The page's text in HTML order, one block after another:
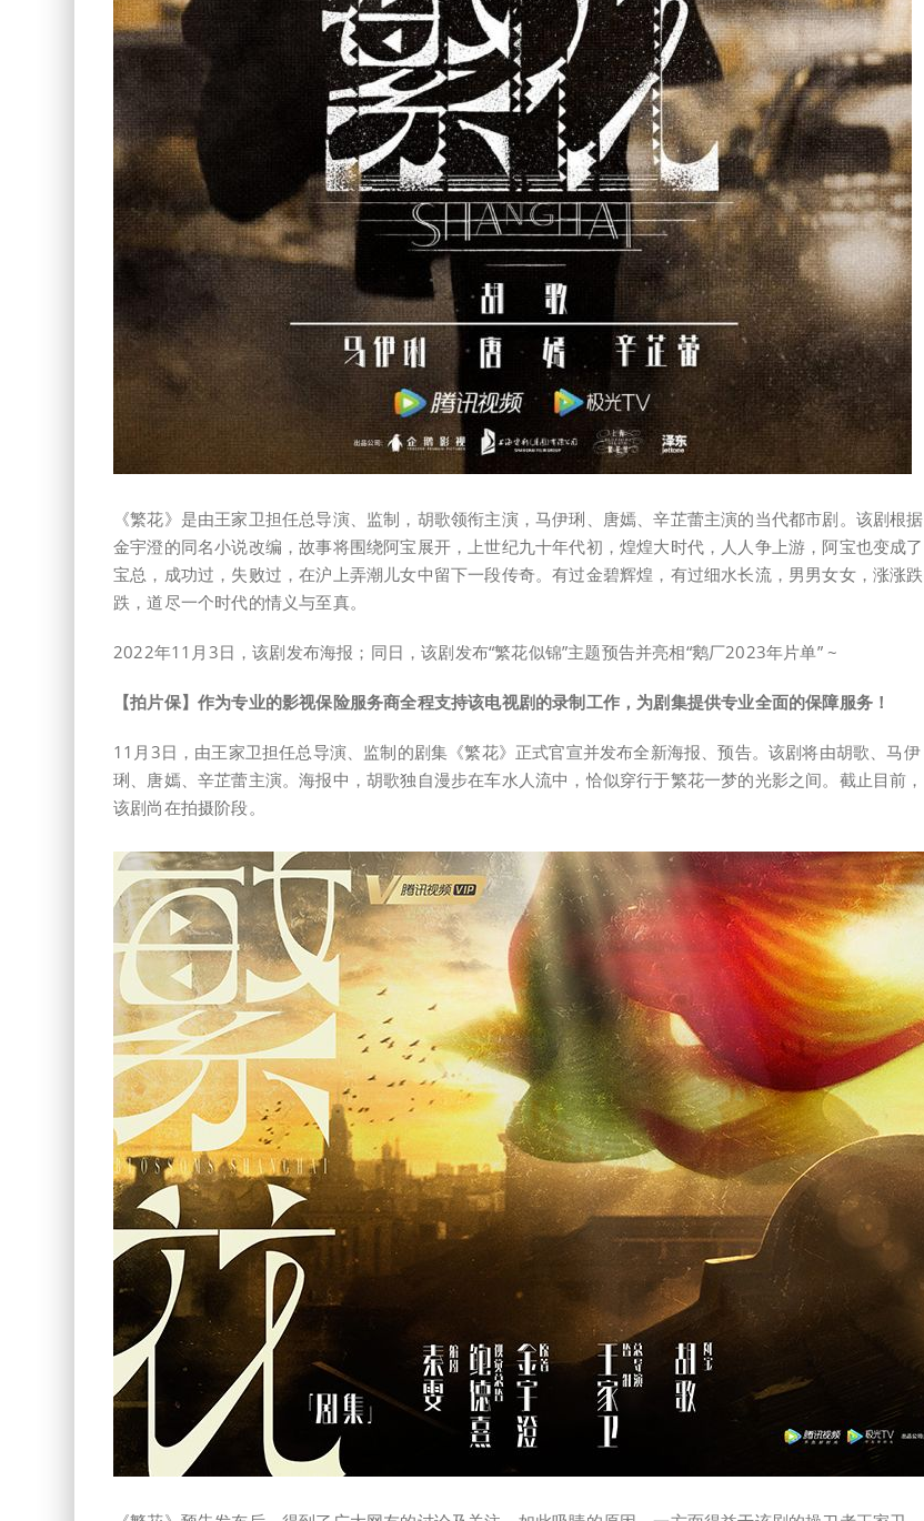
《繁花》是由王家卫担任总导演、监制，胡歌领衔主演，马伊琍、唐嫣、辛芷蕾主演的当代都市剧。该剧根据
金宇澄的同名小说改编，故事将围绕阿宝展开，上世纪九十年代初，煌煌大时代，人人争上游，阿宝也变成了
宝总，成功过，失败过，在沪上弄潮儿女中留下一段传奇。有过金碧辉煌，有过细水长流，男男女女，涨涨跌
跌，道尽一个时代的情义与至真。
2022年11月3日，该剧发布海报；同日，该剧发布“繁花似锦”主题预告并亮相“鹅厂2023年片单” ~
【拍片保】作为专业的影视保险服务商全程支持该电视剧的录制工作，为剧集提供专业全面的保障服务！
11月3日，由王家卫担任总导演、监制的剧集《繁花》正式官宣并发布全新海报、预告。该剧将由胡歌、马伊
琍、唐嫣、辛芷蕾主演。海报中，胡歌独自漫步在车水人流中，恰似穿行于繁花一梦的光影之间。截止目前，
该剧尚在拍摄阶段。